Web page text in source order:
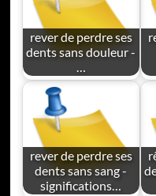
rever de perdre ses
dents sans douleur -
…
rever de perdre ses
dents sans sang -
significations…